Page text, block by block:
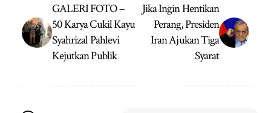
GALERI FOTO –
50 Karya Cukil Kayu
Syahrizal Pahlevi
Kejutkan Publik
Jika Ingin Hentikan
Perang, Presiden
Iran Ajukan Tiga
Syarat